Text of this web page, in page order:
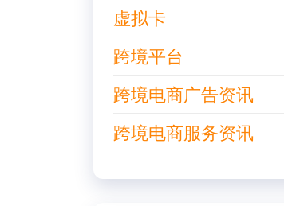
虚拟卡
跨境平台
跨境电商广告资讯
跨境电商服务资讯